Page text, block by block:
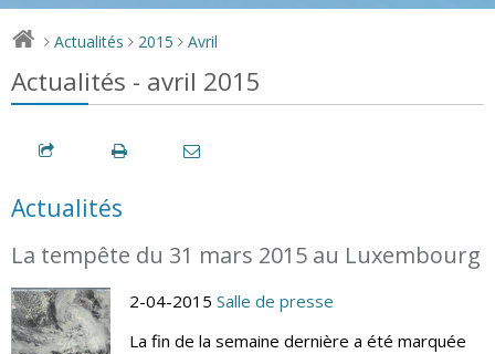
> Actualités > 2015 > Avril
Actualités - avril 2015
Actualités
La tempête du 31 mars 2015 au Luxembourg
2-04-2015 Salle de presse
La fin de la semaine dernière a été marquée